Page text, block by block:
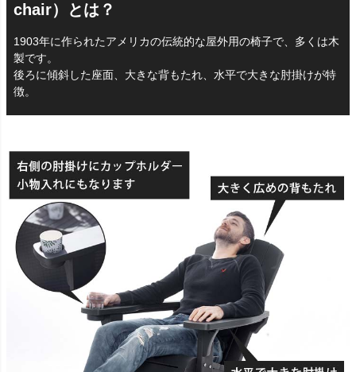
chair）とは？
1903年に作られたアメリカの伝統的な屋外用の椅子で、多くは木
製です。
後ろに傾斜した座面、大きな背もたれ、水平で大きな肘掛けが特
徴。